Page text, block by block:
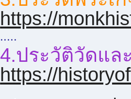
https://
.....
4.ประวัติวัดแล
https://